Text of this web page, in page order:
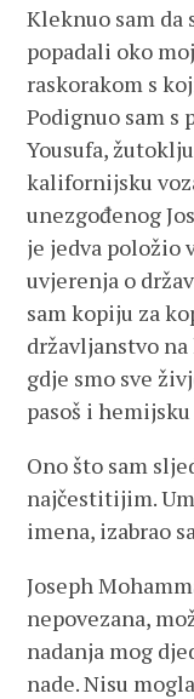
Kleknuo sam
popadali oko
raskorakom s
Podignuo sam s
Yousufa,
kalifornijsku
unezgođenog
je jedva položio
uvjerenja o
sam kopiju za
državljanstvo
gdje smo sve
pasoš i
Ono što sam
najčestitijim.
imena, izabrao
Joseph
nepovezana,
nadanja mog
nade. Nisu